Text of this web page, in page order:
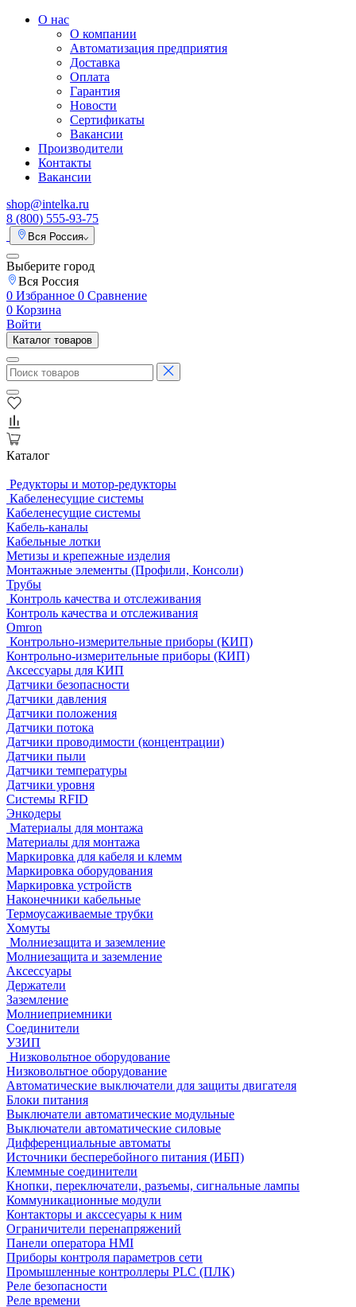
О нас
О компании
Автоматизация предприятия
Доставка
Оплата
Гарантия
Новости
Сертификаты
Вакансии
Производители
Контакты
Вакансии
shop@intelka.ru
8 (800) 555-93-75
Вся Россия
Выберите город
Вся Россия
0 Избранное 0 Сравнение
0 Корзина
Войти
Каталог товаров
Каталог
Редукторы и мотор-редукторы
Кабеленесущие системы
Кабеленесущие системы
Кабель-каналы
Кабельные лотки
Метизы и крепежные изделия
Монтажные элементы (Профили, Консоли)
Трубы
Контроль качества и отслеживания
Контроль качества и отслеживания
Omron
Контрольно-измерительные приборы (КИП)
Контрольно-измерительные приборы (КИП)
Аксессуары для КИП
Датчики безопасности
Датчики давления
Датчики положения
Датчики потока
Датчики проводимости (концентрации)
Датчики пыли
Датчики температуры
Датчики уровня
Системы RFID
Энкодеры
Материалы для монтажа
Материалы для монтажа
Маркировка для кабеля и клемм
Маркировка оборудования
Маркировка устройств
Наконечники кабельные
Термоусаживаемые трубки
Хомуты
Молниезащита и заземление
Молниезащита и заземление
Аксессуары
Держатели
Заземление
Молниеприемники
Соединители
УЗИП
Низковольтное оборудование
Низковольтное оборудование
Автоматические выключатели для защиты двигателя
Блоки питания
Выключатели автоматические модульные
Выключатели автоматические силовые
Дифференциальные автоматы
Источники бесперебойного питания (ИБП)
Клеммные соединители
Кнопки, переключатели, разъемы, сигнальные лампы
Коммуникационные модули
Контакторы и акссесуары к ним
Ограничители перенапряжений
Панели оператора HMI
Приборы контроля параметров сети
Промышленные контроллеры PLC (ПЛК)
Реле безопасности
Реле времени